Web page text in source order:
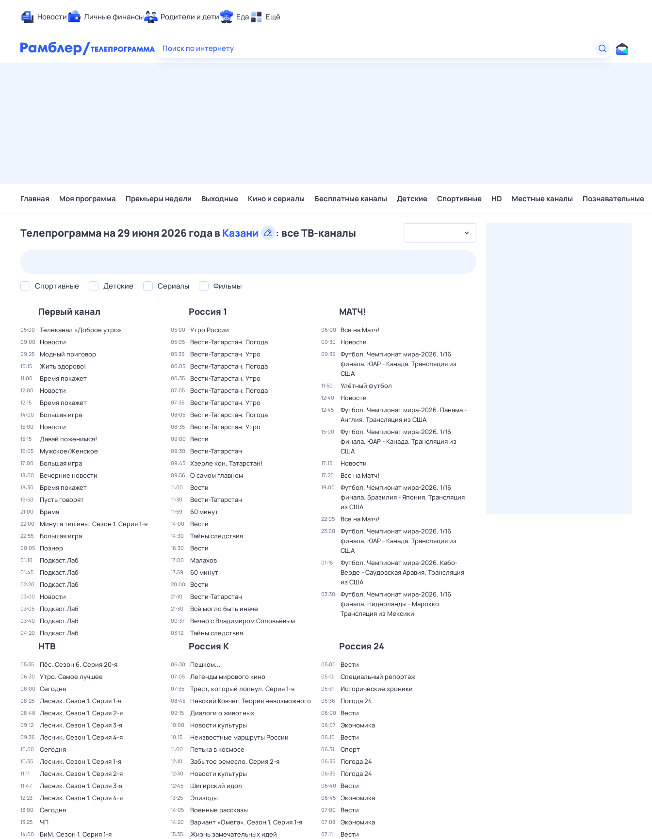
Новости Личные финансы Родители и дети Еда Ещё
Здоровье
Поиск по интернету
Главная Моя программа Премьеры недели Выходные Кино и сериалы Бесплатные каналы Детские Спортивные HD Местные каналы Познавательные
Телепрограмма на 29 июня 2026 года вКазани : все ТВ-каналы
Спортивные Детские Сериалы Фильмы
Первый канал
05:00 Телеканал «Доброе утро»
09:00 Новости
09:25 Модный приговор
10:15 Жить здорово!
11:00 Время покажет
12:00 Новости
12:15 Время покажет
14:00 Большая игра
15:00 Новости
15:15 Давай поженимся!
16:05 Мужское/Женское
17:00 Большая игра
18:00 Вечерние новости
18:30 Время покажет
19:50 Пусть говорят
21:00 Время
22:00 Минута тишины. Сезон 1. Серия 1-я
22:55 Большая игра
00:05 Познер
01:10 Подкаст.Лаб
01:45 Подкаст.Лаб
02:20 Подкаст.Лаб
03:00 Новости
03:05 Подкаст.Лаб
03:40 Подкаст.Лаб
04:20 Подкаст.Лаб
Россия 1
05:00 Утро России
05:05 Вести-Татарстан. Погода
05:35 Вести-Татарстан. Утро
06:05 Вести-Татарстан. Погода
06:35 Вести-Татарстан. Утро
07:05 Вести-Татарстан. Погода
07:35 Вести-Татарстан. Утро
08:05 Вести-Татарстан. Погода
08:35 Вести-Татарстан. Утро
09:00 Вести
09:30 Вести-Татарстан
09:45 Хэерле кон, Татарстан!
09:56 О самом главном
11:00 Вести
11:30 Вести-Татарстан
11:59 60 минут
14:00 Вести
14:30 Тайны следствия
16:30 Вести
17:00 Малахов
17:59 60 минут
20:00 Вести
21:10 Вести-Татарстан
21:30 Всё могло быть иначе
00:37 Вечер с Владимиром Соловьёвым
03:12 Тайны следствия
МАТЧ!
06:00 Все на Матч!
09:30 Новости
09:35
Футбол. Чемпионат мира-2026. 1/16
финала. ЮАР - Канада. Трансляция из
США
11:50 Улётный футбол
12:40 Новости
12:45
Футбол. Чемпионат мира-2026. Панама -
Англия. Трансляция из США
15:00
Футбол. Чемпионат мира-2026. 1/16
финала. ЮАР - Канада. Трансляция из
США
17:15 Новости
17:20 Все на Матч!
19:00
Футбол. Чемпионат мира-2026. 1/16
финала. Бразилия - Япония. Трансляция
из США
22:05 Все на Матч!
23:00
Футбол. Чемпионат мира-2026. 1/16
финала. ЮАР - Канада. Трансляция из
США
01:15
Футбол. Чемпионат мира-2026. Кабо-
Верде - Саудовская Аравия. Трансляция
из США
03:30
Футбол. Чемпионат мира-2026. 1/16
финала. Нидерланды - Марокко.
Трансляция из Мексики
НТВ
05:35 Пёс. Сезон 6. Серия 20-я
06:30 Утро. Самое лучшее
08:00 Сегодня
08:25 Лесник. Сезон 1. Серия 1-я
08:48 Лесник. Сезон 1. Серия 2-я
09:12 Лесник. Сезон 1. Серия 3-я
09:36 Лесник. Сезон 1. Серия 4-я
10:00 Сегодня
10:35 Лесник. Сезон 1. Серия 1-я
11:11 Лесник. Сезон 1. Серия 2-я
11:47 Лесник. Сезон 1. Серия 3-я
12:23 Лесник. Сезон 1. Серия 4-я
13:00 Сегодня
13:25 ЧП
14:00 БиМ. Сезон 1. Серия 1-я
Россия К
06:30 Пешком...
07:05 Легенды мирового кино
07:35 Трест, который лопнул. Серия 1-я
08:45 Невский Ковчег. Теория невозможного
09:15 Диалоги о животных
10:00 Новости культуры
10:15 Неизвестные маршруты России
11:00 Петька в космосе
12:10 Забытое ремесло. Серия 2-я
12:30 Новости культуры
12:45 Шигирский идол
13:25 Эпизоды
14:05 Военные рассказы
14:20 Вариант «Омега». Сезон 1. Серия 1-я
15:35 Жизнь замечательных идей
Россия 24
05:00 Вести
05:13 Специальный репортаж
05:31 Исторические хроники
05:36 Погода 24
06:00 Вести
06:07 Экономика
06:10 Вести
06:31 Спорт
06:35 Погода 24
06:39 Погода 24
06:40 Вести
06:45 Экономика
07:00 Вести
07:08 Экономика
07:11 Вести